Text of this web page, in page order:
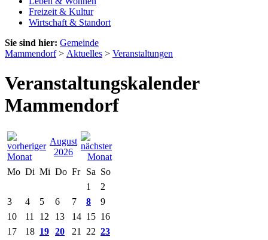
Freizeit & Kultur
Wirtschaft & Standort
Sie sind hier: Gemeinde
Mammendorf> Aktuelles > Veranstaltungen
Veranstaltungskalender
Mammendorf
August
2026
Mo Di Mi Do Fr Sa So
1
2
3
4 5 6 7 8
9
10
11 12 13 14 15 16
17
18 19 20 21 22 23